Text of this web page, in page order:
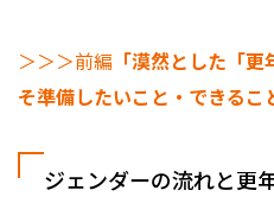
＞＞＞前編 「漠然とした「
そ準備したいこと・できるこ
ジェンダーの流れと更年